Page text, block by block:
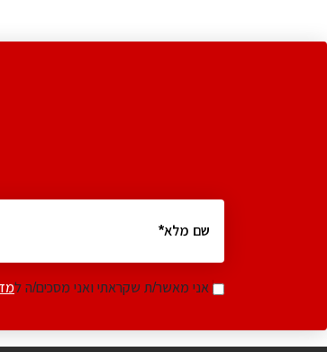
אני מאשר/ת שקראתי ואני מסכים/ה ל